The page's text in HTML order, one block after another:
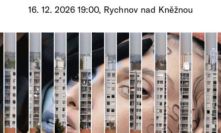
TV program
Vše o ČT
16. 12. 2026 19:00, Rychnov nad Kněžnou